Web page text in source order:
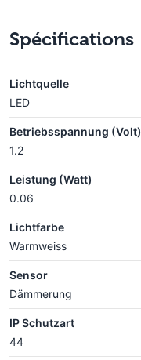
Spécifications
Lichtquelle
LED
Betriebsspannung (Volt)
1.2
Leistung (Watt)
0.06
Lichtfarbe
Warmweiss
Sensor
Dämmerung
IP Schutzart
44